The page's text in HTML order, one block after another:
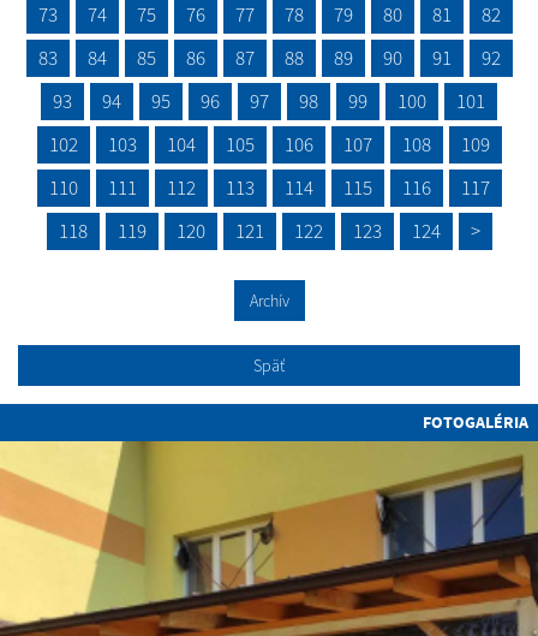
73
74 75 76 77 78 79 80 81
82
83
84 85 86 87 88 89 90 91
92
93
94 95 96 97 98 99 100
101
102
103 104 105 106 107 108
109
110
111 112 113 114 115 116
117
118
119 120 121 122 123 124 >
Archív
Späť
FOTOGALÉRIA